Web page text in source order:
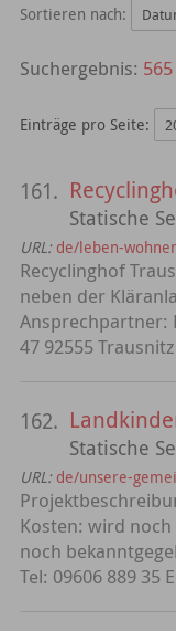
Sortieren nach:
Einträge pro Seite:
161.
Statische
URL: de/leben-
Recyclinghof
neben der
Ansprechpartner:
47 92555
162.
Statische
URL: de/unsere-
Kosten: wird
noch
Tel: 09606 889 35